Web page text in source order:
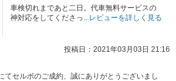
車検切れまであと二日。代車無料サービスの
神対応をしてくださっ...レビューを詳しく見る
投稿日：2021年03月03日 21:16
てセルボのご成約、誠にありがとうございまし